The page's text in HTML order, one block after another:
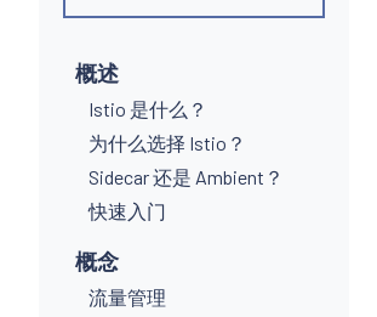
概述
Istio 是什么？
为什么选择 Istio？
Sidecar 还是 Ambient？
快速入门
概念
流量管理